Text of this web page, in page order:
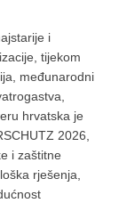
i
tijekom
međunarodni
hrvatska je
2026,
i zaštitne
rješenja,